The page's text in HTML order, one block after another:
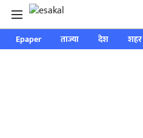
Epaper ताज्या देश शहर